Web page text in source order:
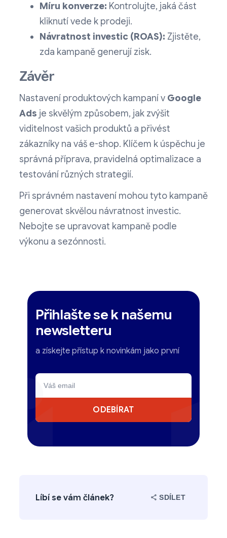
Míru konverze: Kontrolujte, jaká část
kliknutí vede k prodeji.
Návratnost investic (ROAS): Zjistěte,
zda kampaně generují zisk.
Závěr
Nastavení produktových kampaní v Google
Ads je skvělým způsobem, jak zvýšit
viditelnost vašich produktů a přivést
zákazníky na váš e-shop. Klíčem k úspěchu je
správná příprava, pravidelná optimalizace a
testování různých strategií.
Při správném nastavení mohou tyto kampaně
generovat skvělou návratnost investic.
Nebojte se upravovat kampaně podle
výkonu a sezónnosti.
Přihlašte se k našemu
newsletteru
a získejte přístup k novinkám jako první
ODEBÍRAT
Líbí se vám článek? SDÍLET